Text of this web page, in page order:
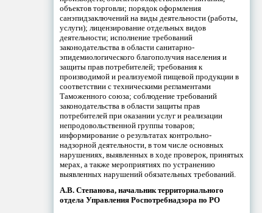
объектов торговли; порядок оформления
санэпидзаключений на виды деятельности (работы,
услуги); лицензирование отдельных видов
деятельности; исполнение требований
законодательства в области санитарно-
эпидемиологического благополучия населения и
защиты прав потребителей; требования к
производимой и реализуемой пищевой продукции в
соответствии с техническими регламентами
Таможенного союза; соблюдение требований
законодательства в области защиты прав
потребителей при оказании услуг и реализации
непродовольственной группы товаров;
информирование о результатах контрольно-
надзорной деятельности, в том числе основных
нарушениях, выявленных в ходе проверок, принятых
мерах, а также мероприятиях по устранению
выявленных нарушений обязательных требований.
А.В. Степанова, начальник территориального
отдела Управления Роспотребнадзора по РО